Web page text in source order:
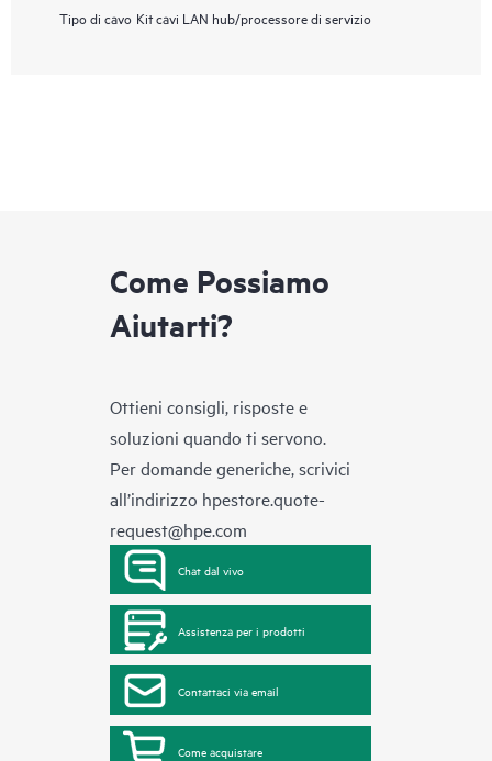
Tipo di cavo Kit cavi LAN hub/processore di servizio
Come Possiamo
Aiutarti?
Ottieni consigli, risposte e
soluzioni quando ti servono.
Per domande generiche, scrivici
all’indirizzo hpestore.quote-
request@hpe.com
Chat dal vivo
Assistenza per i prodotti
Contattaci via email
Come acquistare